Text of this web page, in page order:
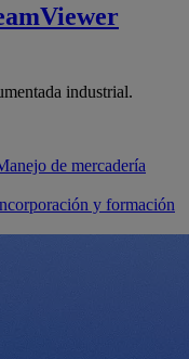
industrial.
de mercadería
y formación